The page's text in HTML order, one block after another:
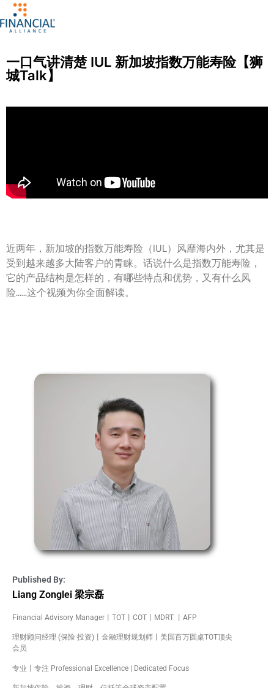
一口气讲清楚 IUL 新加坡指数万能寿险【狮
城Talk】
近两年，新加坡的指数万能寿险（IUL）风靡海内外，尤其是
受到越来越多大陆客户的青睐。话说什么是指数万能寿险，
它的产品结构是怎样的，有哪些特点和优势，又有什么风
险……这个视频为你全面解读。
Published By:
Liang Zonglei 梁宗磊
Financial Advisory Manager丨TOT丨COT丨MDRT 丨AFP
理财顾问经理 (保险·投资)丨金融理财规划师丨美国百万圆桌TOT顶尖
会员
专业丨专注 Professional Excellence | Dedicated Focus